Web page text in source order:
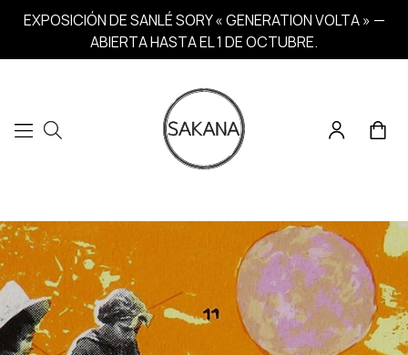
EXPOSICIÓN DE SANLÉ SORY « GENERATION VOLTA » —
ABIERTA HASTA EL 1 DE OCTUBRE.